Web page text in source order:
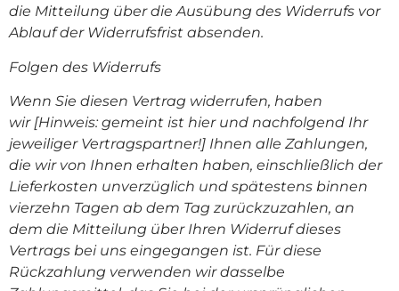
die Mitteilung über die Ausübung des Widerrufs vor
Ablauf der Widerrufsfrist absenden.
Folgen des Widerrufs
Wenn Sie diesen Vertrag widerrufen, haben
wir [Hinweis: gemeint ist hier und nachfolgend Ihr
jeweiliger Vertragspartner!] Ihnen alle Zahlungen,
die wir von Ihnen erhalten haben, einschließlich der
Lieferkosten unverzüglich und spätestens binnen
vierzehn Tagen ab dem Tag zurückzuzahlen, an
dem die Mitteilung über Ihren Widerruf dieses
Vertrags bei uns eingegangen ist. Für diese
Rückzahlung verwenden wir dasselbe